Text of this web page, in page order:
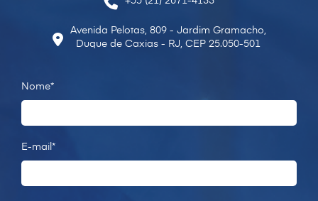
Avenida Pelotas, 809 - Jardim Gramacho,
Duque de Caxias - RJ, CEP 25.050-501
Nome*
E-mail*